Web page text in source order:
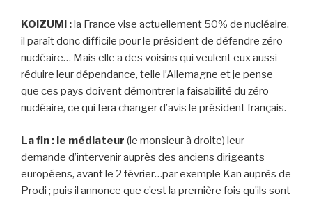
KOIZUMI : la France vise actuellement 50% de nucléaire,
il paraît donc difficile pour le président de défendre zéro
nucléaire… Mais elle a des voisins qui veulent eux aussi
réduire leur dépendance, telle l’Allemagne et je pense
que ces pays doivent démontrer la faisabilité du zéro
nucléaire, ce qui fera changer d’avis le président français.
La fin : le médiateur (le monsieur à droite) leur
demande d’intervenir auprès des anciens dirigeants
européens, avant le 2 février…par exemple Kan auprès de
Prodi ; puis il annonce que c’est la première fois qu’ils sont